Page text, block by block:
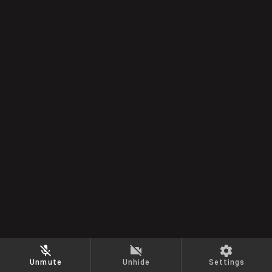
Unmute Unhide Settings